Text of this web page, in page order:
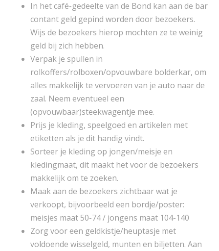
In het café-gedeelte van de Bond kan aan de bar
contant geld gepind worden door bezoekers.
Wijs de bezoekers hierop mochten ze te weinig
geld bij zich hebben.
Verpak je spullen in
rolkoffers/rolboxen/opvouwbare bolderkar, om
alles makkelijk te vervoeren van je auto naar de
zaal. Neem eventueel een
(opvouwbaar)steekwagentje mee.
Prijs je kleding, speelgoed en artikelen met
etiketten als je dit handig vindt.
Sorteer je kleding op jongen/meisje en
kledingmaat, dit maakt het voor de bezoekers
makkelijk om te zoeken.
Maak aan de bezoekers zichtbaar wat je
verkoopt, bijvoorbeeld een bordje/poster:
meisjes maat 50-74 / jongens maat 104-140
Zorg voor een geldkistje/heuptasje met
voldoende wisselgeld, munten en biljetten. Aan